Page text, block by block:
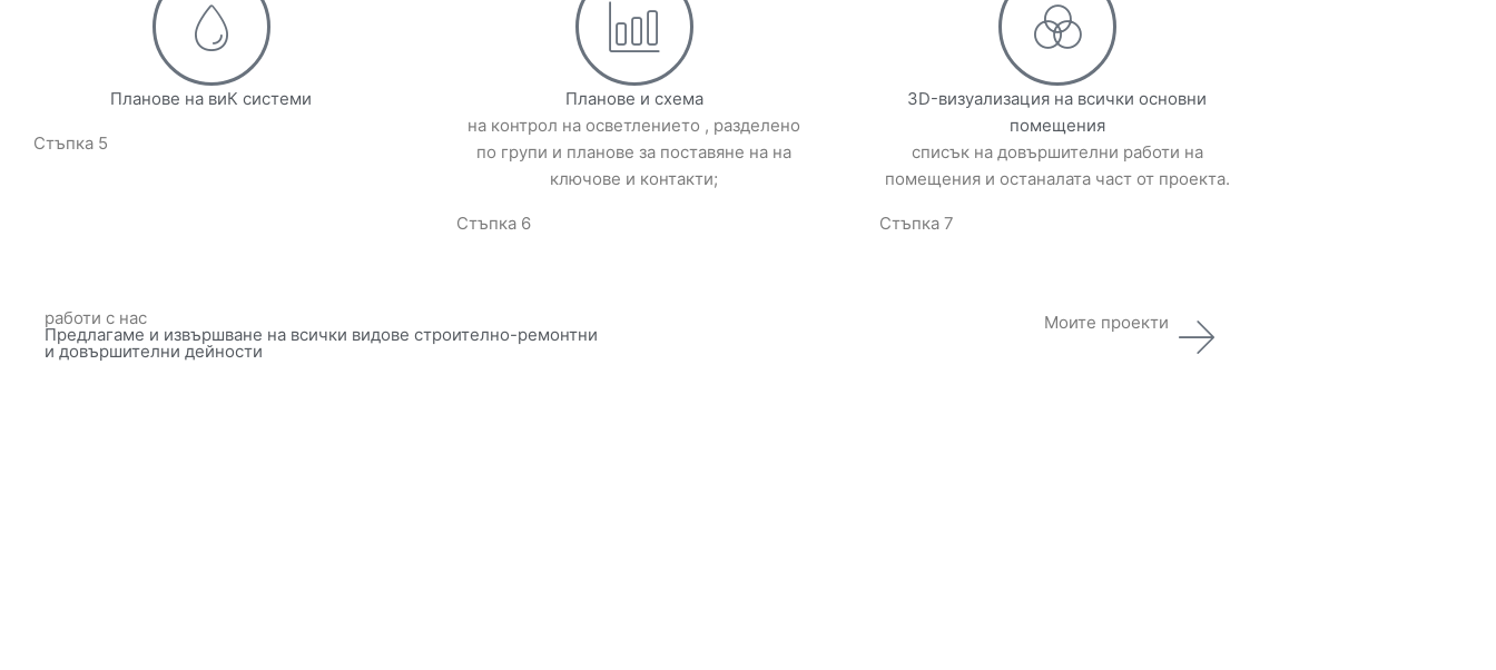
Планове на виК системи
Стъпка 5
Планове и схема
на контрол на осветлението , разделено
по групи и планове за поставяне на на
ключове и контакти;
Стъпка 6
3D-визуализация на всички основни
помещения
списък на довършителни работи на
помещения и останалата част от проекта.
Стъпка 7
работи с нас
Предлагаме и извършване на всички видове строително-ремонтни
и довършителни дейности
Моите проекти